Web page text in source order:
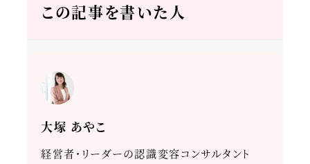
この記事を書いた人
大塚 あやこ
経営者・リーダーの認識変容コンサルタント